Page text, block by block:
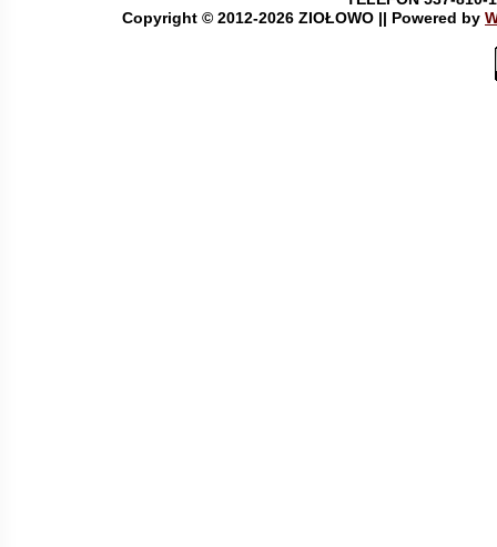
Copyright © 2012-2026 ZIOŁOWO || Powered by